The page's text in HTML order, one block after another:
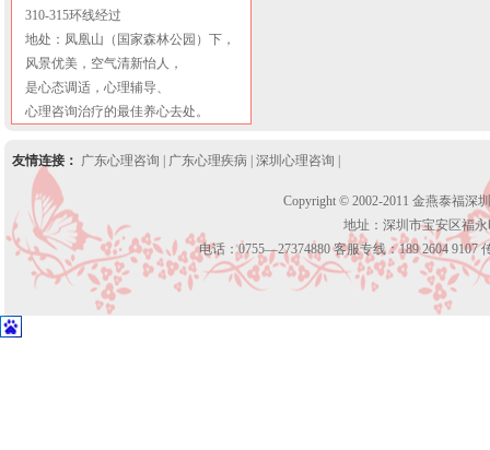
310-315环线经过
地处：凤凰山（国家森林公园）下，
风景优美，空气清新怡人，
是心态调适，心理辅导、
心理咨询治疗的最佳养心去处。
友情连接： 广东心理咨询 广东心理疾病 深圳心理咨询
Copyright © 2002-2011 金燕泰福深
地址：深圳市宝安区福
电话：0755—27374880 客服专线：189 2604 9107